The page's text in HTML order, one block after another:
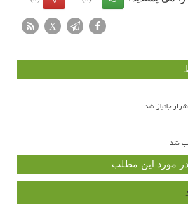
X
جانباز شد
شد
در مورد این مطلب